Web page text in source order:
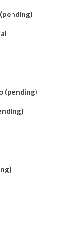
(pending)